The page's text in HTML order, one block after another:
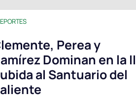
Perea y
Dominan en la II
al Santuario del